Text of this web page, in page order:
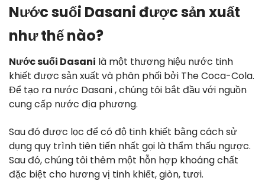
Nước suối Dasani được sản xuất
như thế nào?
Nước suối Dasani là một thương hiệu nước tinh
khiết được sản xuất và phân phối bởi The Coca-Cola.
Để tạo ra nước Dasani , chúng tôi bắt đầu với nguồn
cung cấp nước địa phương.
Sau đó được lọc để có độ tinh khiết bằng cách sử
dụng quy trình tiên tiến nhất gọi là thẩm thấu ngược.
Sau đó, chúng tôi thêm một hỗn hợp khoáng chất
đặc biệt cho hương vị tinh khiết, giòn, tươi.